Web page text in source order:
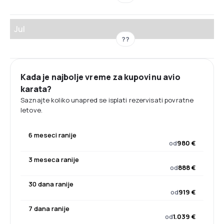
Jul
??
Kada je najbolje vreme za kupovinu avio
karata?
Saznajte koliko unapred se isplati rezervisati povratne
letove.
6 meseci ranije
od980 €
3 meseca ranije
od888 €
30 dana ranije
od919 €
7 dana ranije
od1.039 €